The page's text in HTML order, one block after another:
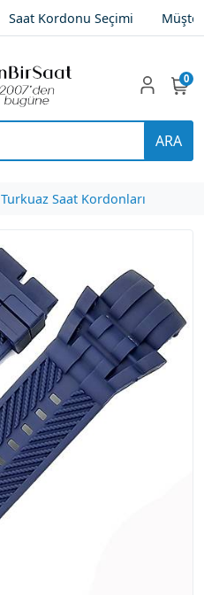
Saat Kordonu Seçimi
ARA
0
Turkuaz Saat Kordonları